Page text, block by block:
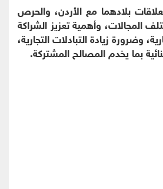
بلادهما مع الأردن، والحرص
المجالات، وأهمية تعزيز الشراكة
وضرورة زيادة التبادلات التجارية،
بما يخدم المصالح المشتركة.